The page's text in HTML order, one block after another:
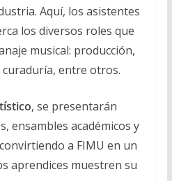
Aquí, los asistentes
los diversos roles que
musical: producción,
entre otros.
, se presentarán
ensambles académicos y
a FIMU en un
aprendices muestren su